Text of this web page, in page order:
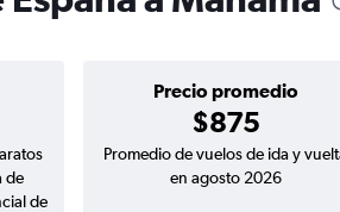
Precio promedio
$875
de
de
Promedio de vuelos de ida y
en agosto 2026